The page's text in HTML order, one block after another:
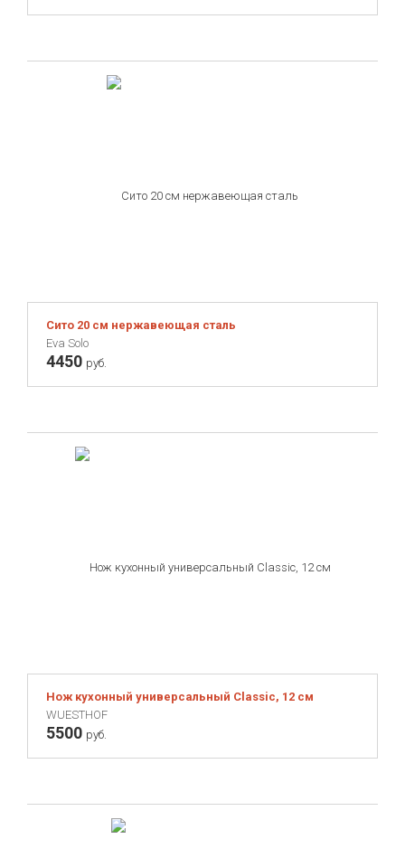
Сито 20 см нержавеющая сталь
Eva Solo
4450 руб.
Нож кухонный универсальный Classic, 12 см
WUESTHOF
5500 руб.